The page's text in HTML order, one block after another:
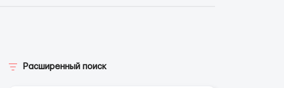
Расширенный поиск